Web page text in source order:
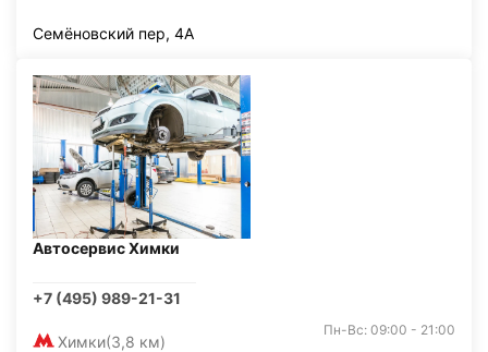
Семёновский пер, 4А
Автосервис Химки
+7 (495) 989-21-31
Химки(3,8 км)
Пн-Вс: 09:00 - 21:00